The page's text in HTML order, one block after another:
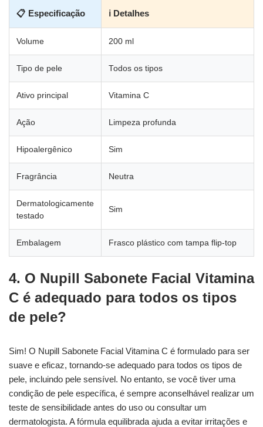
📋 Especificação ℹ Detalhes
Volume 200 ml
Tipo de pele Todos os tipos
Ativo principal Vitamina C
Ação Limpeza profunda
Hipoalergênico Sim
Fragrância Neutra
Dermatologicamente
testado
Sim
Embalagem Frasco plástico com tampa flip-top
4. O Nupill Sabonete Facial Vitamina
C é adequado para todos os tipos
de pele?
Sim! O Nupill Sabonete Facial Vitamina C é formulado para ser
suave e eficaz, tornando-se adequado para todos os tipos de
pele, incluindo pele sensível. No entanto, se você tiver uma
condição de pele específica, é sempre aconselhável realizar um
teste de sensibilidade antes do uso ou consultar um
dermatologista. A fórmula equilibrada ajuda a evitar irritações e